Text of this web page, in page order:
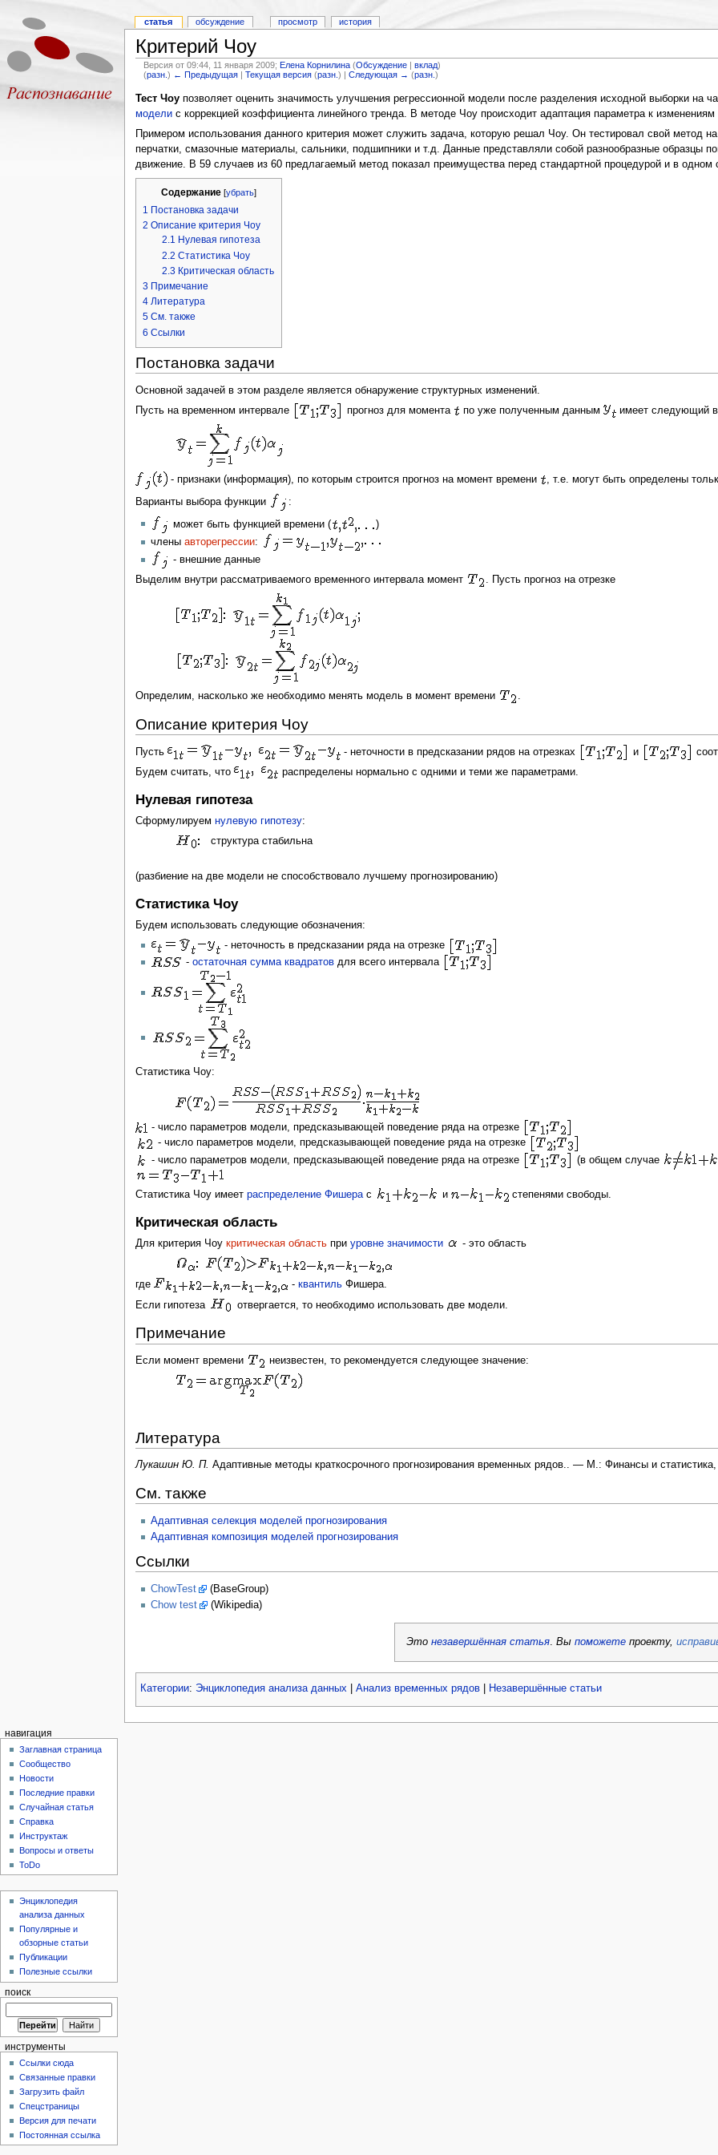
Критерий Чоу
Версия от 09:44, 11 января 2009;Елена Корнилина (Обсуждение |вклад)
(разн.) ← Предыдущая |Текущая версия (разн.) |Следующая → (разн.)
Тест Чоупозволяет оценить значимость улучшения регрессионной модели после разделения исходной выборки на
моделис коррекцией коэффициента линейного тренда. В методе Чоу происходит адаптация параметра к
Примером использования данного критерия может служить задача, которую решал Чоу. Он тестировал свой метод
перчатки, смазочные материалы, сальники, подшипники и т.д. Данные представляли собой разнообразные образцы
движение. В 59 случаев из 60 предлагаемый метод показал преимущества перед стандартной процедурой и в одном
Содержание [убрать]
1 Постановка задачи
2 Описание критерия Чоу
2.1 Нулевая гипотеза
2.2 Статистика Чоу
2.3 Критическая область
3 Примечание
4 Литература
5 См. также
6 Ссылки
Постановка задачи
Основной задачей в этом разделе является обнаружение структурных изменений.
Пусть на временном интервале
прогноз для момента по уже полученным данным имеет следующий
- признаки (информация), по которым строится прогноз на момент времени
, т.е. могут быть определены
Варианты выбора функции
:
может быть функцией времени (
)
члены авторегрессии:
- внешние данные
Выделим внутри рассматриваемого временного интервала момент
. Пусть прогноз на отрезке
Определим, насколько же необходимо менять модель в момент времени .
Описание критерия Чоу
Пусть - неточности в предсказании рядов на отрезках и
Будем считать, что
распределены нормально с одними и теми же параметрами.
Нулевая гипотеза
Сформулируем нулевую гипотезу:
структура стабильна
(разбиение на две модели не способствовало лучшему прогнозированию)
Статистика Чоу
Будем использовать следующие обозначения:
- неточность в предсказании ряда на отрезке
- остаточная сумма квадратовдля всего интервала
Статистика Чоу:
- число параметров модели, предсказывающей поведение ряда на отрезке
- число параметров модели, предсказывающей поведение ряда на отрезке
- число параметров модели, предсказывающей поведение ряда на отрезке
(в общем случае
Статистика Чоу имеет распределение Фишерас и степенями свободы.
Критическая область
Для критерия Чоу критическая областьпри уровне значимости - это область
где - квантильФишера.
Если гипотеза
отвергается, то необходимо использовать две модели.
Примечание
Если момент времени неизвестен, то рекомендуется следующее значение:
Литература
Лукашин Ю. П. Адаптивные методы краткосрочного прогнозирования временных рядов.. — М.: Финансы и
См. также
Адаптивная селекция моделей прогнозирования
Адаптивная композиция моделей прогнозирования
Ссылки
ChowTest
(BaseGroup)
Chow test
(Wikipedia)
Это незавершённая статья. Вы поможетепроекту,
Категории: Энциклопедия анализа данных| Анализ временных рядов| Незавершённые статьи
статья обсуждение просмотр история
навигация
Заглавная страница
Сообщество
Новости
Последние правки
Случайная статья
Справка
Инструктаж
Вопросы и ответы
ToDo
Энциклопедия
анализа данных
Популярные и
обзорные статьи
Публикации
Полезные ссылки
поиск
инструменты
Ссылки сюда
Связанные правки
Загрузить файл
Спецстраницы
Версия для печати
Постоянная ссылка